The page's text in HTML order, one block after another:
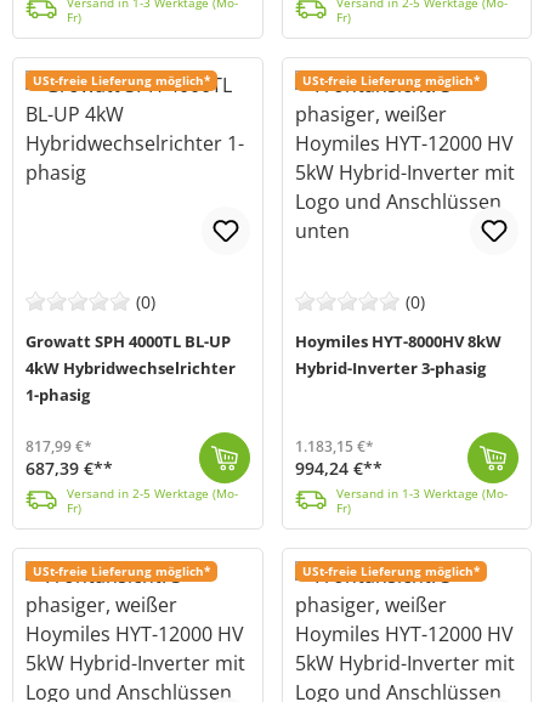
Fr)
Fr)
USt-freie Lieferung möglich*
(0)
Growatt SPH 4000TL BL-UP
4kW Hybridwechselrichter
1-phasig
817,99 €*
687,39 €**
Versand in 2-5 Werktage (Mo-
Fr)
USt-freie Lieferung möglich*
(0)
Hoymiles HYT-8000HV 8kW
Hybrid-Inverter 3-phasig
1.183,15 €*
994,24 €**
Versand in 1-3 Werktage (Mo-
Fr)
USt-freie Lieferung möglich* USt-freie Lieferung möglich*